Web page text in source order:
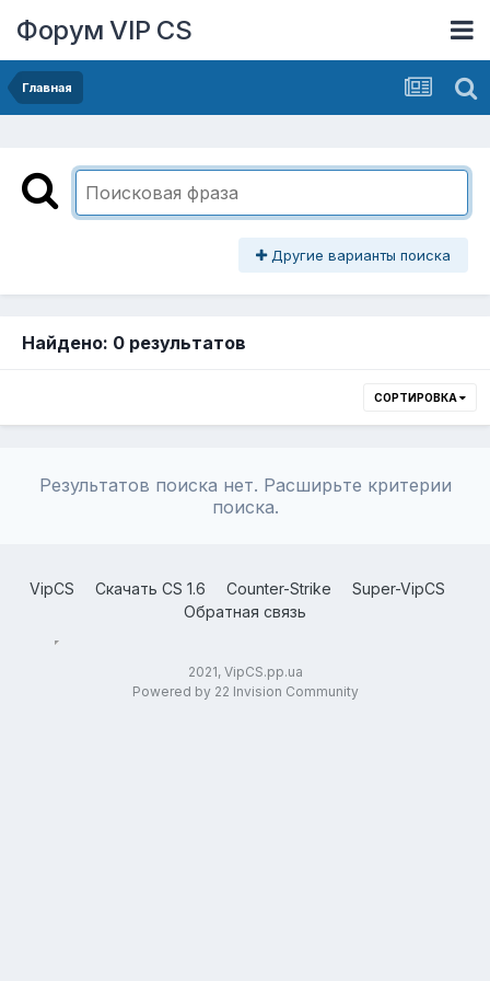
Форум VIP CS
Главная
Другие варианты поиска
Найдено: 0 результатов
СОРТИРОВКА
Результатов поиска нет. Расширьте критерии
поиска.
VipCS Скачать CS 1.6 Counter-Strike
Super-VipCS
Обратная связь
2021, VipCS.pp.ua
Powered by 22 Invision Community